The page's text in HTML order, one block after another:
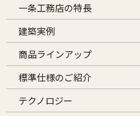
一条工務店の特長
建築実例
商品ラインアップ
標準仕様のご紹介
テクノロジー